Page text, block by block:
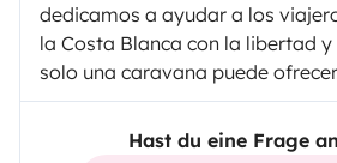
dedicamos a ayudar a los
la Costa Blanca con la libertad
solo una caravana puede
Hast du eine Frage